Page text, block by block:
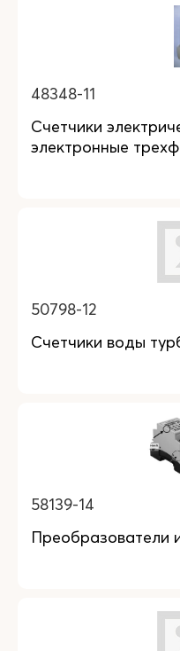
48348-11
Счетчики
электронные
50798-12
Счетчики воды
58139-14
Преобразователи